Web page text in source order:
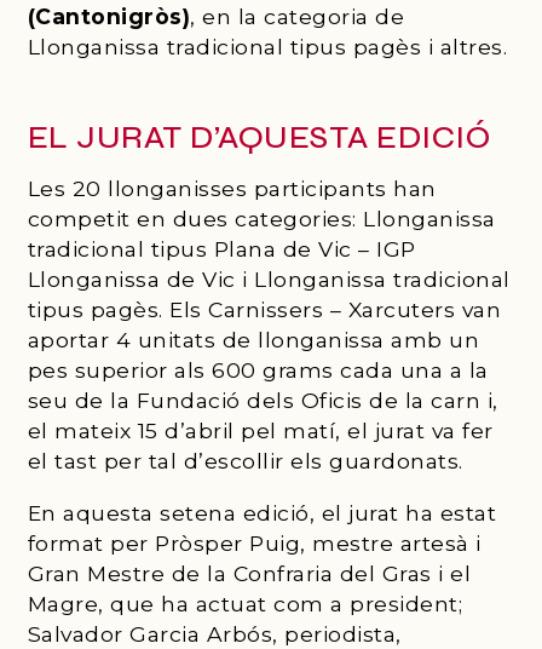
(Cantonigròs), en la categoria de
Llonganissa tradicional tipus pagès i altres.
EL JURAT D’AQUESTA EDICIÓ
Les 20 llonganisses participants han
competit en dues categories: Llonganissa
tradicional tipus Plana de Vic – IGP
Llonganissa de Vic i Llonganissa tradicional
tipus pagès. Els Carnissers – Xarcuters van
aportar 4 unitats de llonganissa amb un
pes superior als 600 grams cada una a la
seu de la Fundació dels Oficis de la carn i,
el mateix 15 d’abril pel matí, el jurat va fer
el tast per tal d’escollir els guardonats.
En aquesta setena edició, el jurat ha estat
format per Pròsper Puig, mestre artesà i
Gran Mestre de la Confraria del Gras i el
Magre, que ha actuat com a president;
Salvador Garcia Arbós, periodista,